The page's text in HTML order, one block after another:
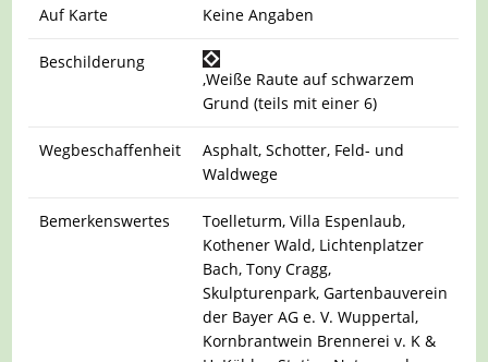
Auf Karte Keine Angaben
Beschilderung
,Weiße Raute auf schwarzem
Grund (teils mit einer 6)
Wegbeschaffenheit
Asphalt, Schotter, Feld- und
Waldwege
Bemerkenswertes
Toelleturm, Villa Espenlaub,
Kothener Wald, Lichtenplatzer
Bach, Tony Cragg,
Skulpturenpark, Gartenbauverein
der Bayer AG e. V. Wuppertal,
Kornbrantwein Brennerei v. K &